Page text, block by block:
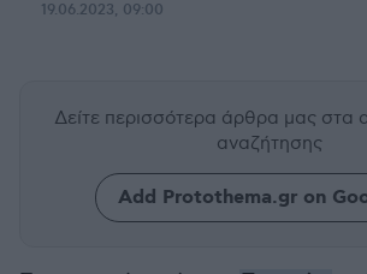
19.06.2023, 09:00
Δείτε περισσότερα άρθρα μας στα
αναζήτησης
Add Protothema.gr on